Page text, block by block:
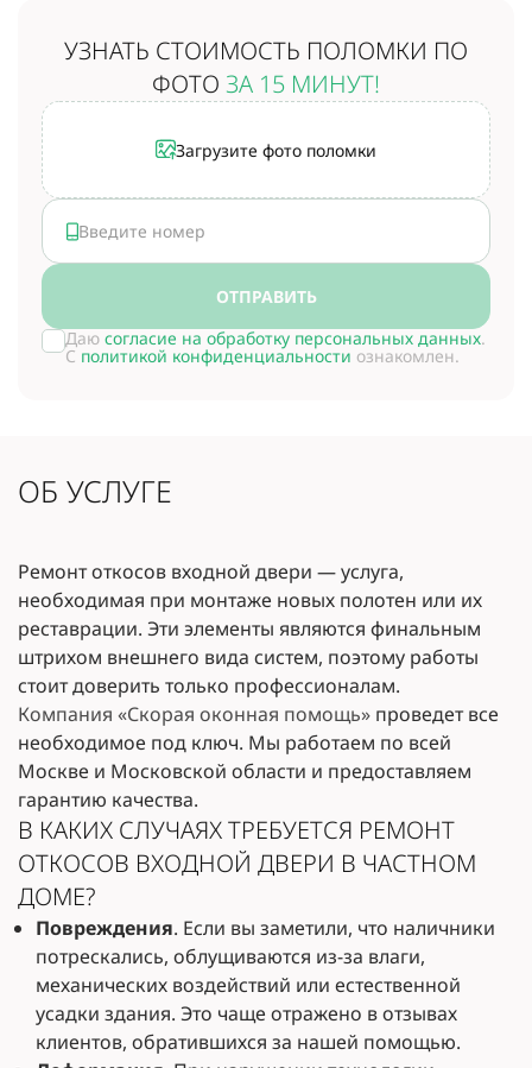
УЗНАТЬ СТОИМОСТЬ ПОЛОМКИ ПО
ФОТО ЗА 15 МИНУТ!
Загрузите фото поломки
ОТПРАВИТЬ
Даю согласие на обработку персональных данных.
С политикой конфиденциальности ознакомлен.
ОБ УСЛУГЕ
Ремонт откосов входной двери — услуга,
необходимая при монтаже новых полотен или их
реставрации. Эти элементы являются финальным
штрихом внешнего вида систем, поэтому работы
стоит доверить только профессионалам.
Компания «Скорая оконная помощь» проведет все
необходимое под ключ. Мы работаем по всей
Москве и Московской области и предоставляем
гарантию качества.
В КАКИХ СЛУЧАЯХ ТРЕБУЕТСЯ РЕМОНТ
ОТКОСОВ ВХОДНОЙ ДВЕРИ В ЧАСТНОМ
ДОМЕ?
Повреждения. Если вы заметили, что наличники
потрескались, облущиваются из-за влаги,
механических воздействий или естественной
усадки здания. Это чаще отражено в отзывах
клиентов, обратившихся за нашей помощью.